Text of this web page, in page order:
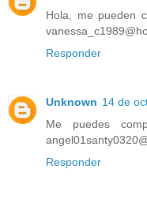
Hola, me pueden
Responder
Unknown 14 de
Me puedes
Responder